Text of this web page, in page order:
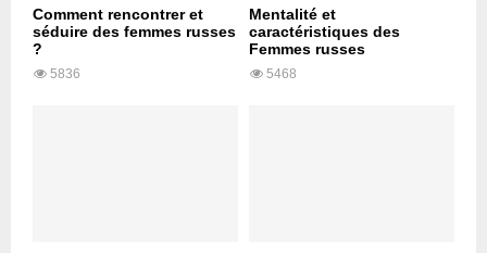
Comment rencontrer et
séduire des femmes russes
?
5836
Mentalité et
caractéristiques des
Femmes russes
5468